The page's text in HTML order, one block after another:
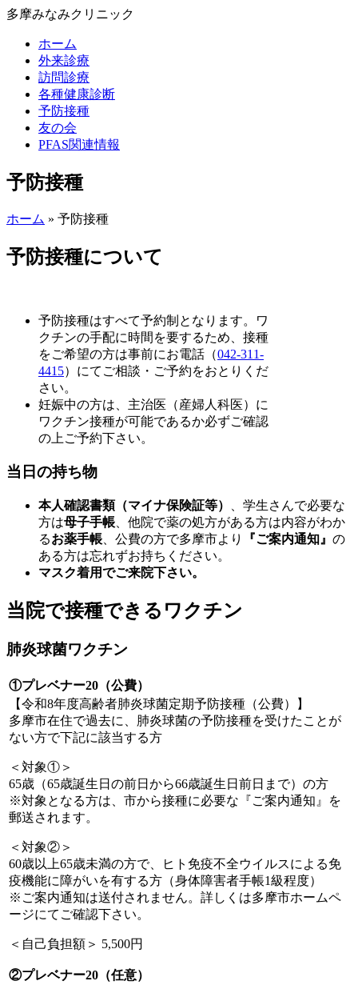
多摩みなみクリニック
ホーム
外来診療
訪問診療
各種健康診断
予防接種
友の会
PFAS関連情報
予防接種
ホーム » 予防接種
予防接種について
予防接種はすべて予約制となります。ワ
クチンの手配に時間を要するため、接種
をご希望の方は事前にお電話（042-311-
4415）にてご相談・ご予約をおとりくだ
さい。
妊娠中の方は、主治医（産婦人科医）に
ワクチン接種が可能であるか必ずご確認
の上ご予約下さい。
当日の持ち物
本人確認書類（マイナ保険証等）
、学生さんで必要な
方は母子手帳 、他院で薬の処方がある方は内容がわか
るお薬手帳 、公費の方で多摩市より 『ご案内通知』 の
ある方は忘れずお持ちください。
マスク着用でご来院下さい。
当院で接種できるワクチン
肺炎球菌ワクチン
①プレベナー20（公費）
【令和8年度高齢者肺炎球菌定期予防接種（公費）】
多摩市在住で過去に、肺炎球菌の予防接種を受けたことが
ない方で下記に該当する方
＜対象①＞
65歳（65歳誕生日の前日から66歳誕生日前日まで）の方
※対象となる方は、市から接種に必要な『ご案内通知』を
郵送されます。
＜対象②＞
60歳以上65歳未満の方で、ヒト免疫不全ウイルスによる免
疫機能に障がいを有する方（身体障害者手帳1級程度）
※ご案内通知は送付されません。詳しくは多摩市ホームペ
ージにてご確認下さい。
＜自己負担額＞ 5,500円
②プレベナー20（任意）